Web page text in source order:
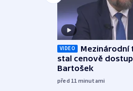
VIDEO
Mezinárodní
stal cenově
Bartošek
před 11 minutami